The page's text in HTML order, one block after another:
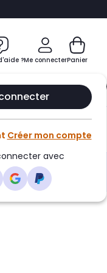
?Me connecter
Créer mon compte
avec
Panier